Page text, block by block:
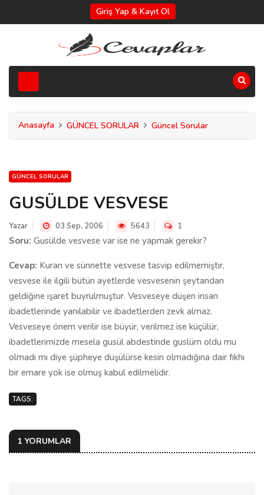
Giriş Yap & Kayıt Ol
Anasayfa GÜNCEL SORULAR Güncel Sorular
GÜNCEL SORULAR
GUSÜLDE VESVESE
Yazar 03 Sep, 2006 5643 1
Soru: Gusülde vesvese var ise ne yapmak gerekir?
Cevap: Kuran ve sünnette vesvese tasvip edilmemiştir,
vesvese ile ilgili bütün ayetlerde vesvesenin şeytandan
geldiğine işaret buyrulmuştur. Vesveseye düşen insan
ibadetlerinde yanılabilir ve ibadetlerden zevk almaz.
Vesveseye önem verilir ise büyür, verilmez ise küçülür,
ibadetlerimizde mesela gusül abdestinde guslüm oldu mu
olmadı mı diye şüpheye düşülürse kesin olmadığına dair fıkhı
bir emare yok ise olmuş kabul edilmelidir.
TAGS:
1 YORUMLAR